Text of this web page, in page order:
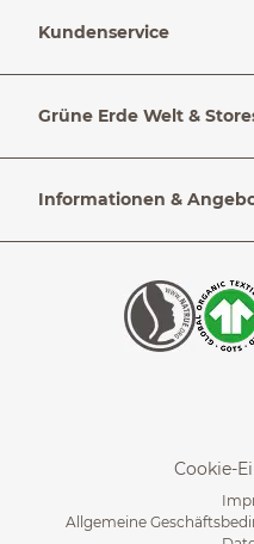
Kundenservice
Grüne Erde Welt &
Informationen &
Cookie-
Allgemeine